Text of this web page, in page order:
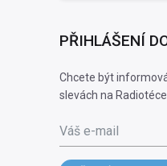
PŘIHLÁŠENÍ
Chcete být
slevách na
Váš e-mail